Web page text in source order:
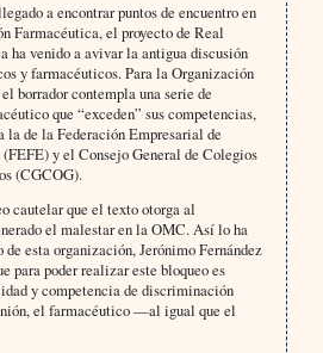
a encontrar puntos de encuentro en
Farmacéutica, el proyecto de Real
ha venido a avivar la antigua discusión
y farmacéuticos. Para la Organización
borrador contempla una serie de
que “exceden” sus competencias,
la de la Federación Empresarial de
y el Consejo General de Colegios
(CGCOG).
cautelar que el texto otorga al
el malestar en la OMC. Así lo ha
esta organización, Jerónimo Fernández
para poder realizar este bloqueo es
y competencia de discriminación
el farmacéutico —al igual que el